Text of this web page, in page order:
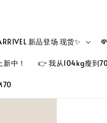
新品登场 现货✨
中！ 👉 我从104kg瘦到